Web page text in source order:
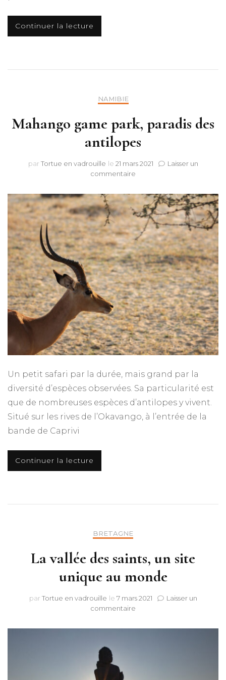
Continuer la lecture
NAMIBIE
Mahango game park, paradis des
antilopes
par Tortue en vadrouille le 21 mars 2021
Laisser un
commentaire
game
park,
paradis
des
antilopes
Un petit safari par la durée, mais grand par la
diversité d’espèces observées. Sa particularité est
que de nombreuses espèces d’antilopes y vivent.
Situé sur les rives de l’Okavango, à l’entrée de la
bande de Caprivi
Continuer la lecture
BRETAGNE
La vallée des saints, un site
unique au monde
par Tortue en vadrouille le 7 mars 2021
Laisser un
commentaire
vallée